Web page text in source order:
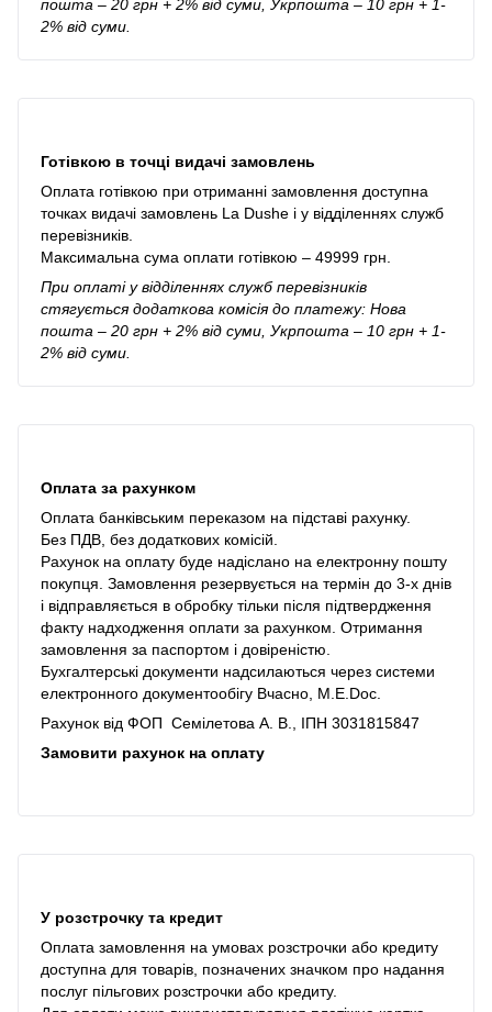
пошта – 20 грн + 2% від суми, Укрпошта – 10 грн + 1-
2% від суми.
Готівкою в точці видачі замовлень
Оплата готівкою при отриманні замовлення доступна
точках видачі замовлень La Dushe і у відділеннях служб
перевізників.
Максимальна сума оплати готівкою – 49999 грн.
При оплаті у відділеннях служб перевізників
стягується додаткова комісія до платежу: Нова
пошта – 20 грн + 2% від суми, Укрпошта – 10 грн + 1-
2% від суми.
Оплата за рахунком
Оплата банківським переказом на підставі рахунку.
Без ПДВ, без додаткових комісій.
Рахунок на оплату буде надіслано на електронну пошту
покупця. Замовлення резервується на термін до 3-х днів
і відправляється в обробку тільки після підтвердження
факту надходження оплати за рахунком. Отримання
замовлення за паспортом і довіреністю.
Бухгалтерські документи надсилаються через системи
електронного документообігу Вчасно, M.E.Doc.
Рахунок від ФОП Семілетова А. В., ІПН 3031815847
Замовити рахунок на оплату
У розстрочку та кредит
Оплата замовлення на умовах розстрочки або кредиту
доступна для товарів, позначених значком про надання
послуг пільгових розстрочки або кредиту.